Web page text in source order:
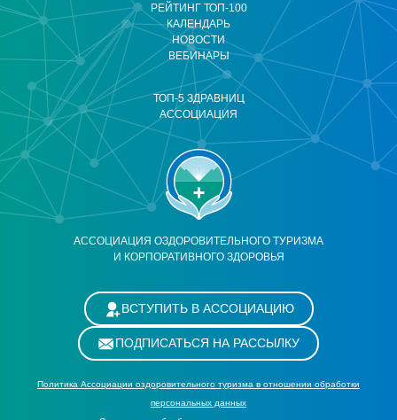
АССОЦИАЦИЯ ОЗДОРОВИТЕЛЬНОГО ТУРИЗМА
И КОРПОРАТИВНОГО ЗДОРОВЬЯ
РЕЙТИНГ ТОП-100
КАЛЕНДАРЬ
НОВОСТИ
ВЕБИНАРЫ
ТОП-5 ЗДРАВНИЦ
АССОЦИАЦИЯ
ВСТУПИТЬ В АССОЦИАЦИЮ
ПОДПИСАТЬСЯ НА РАССЫЛКУ
Политика Ассоциации оздоровительного туризма в отношении обработки
персональных данных